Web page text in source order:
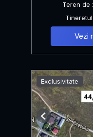
Teren de
Vezi
Exclusivitate
Previous